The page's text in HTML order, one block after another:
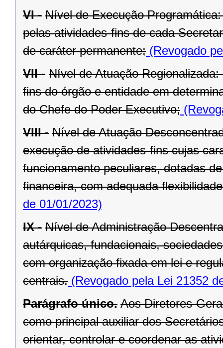
VI - Nível de Execução
pelas atividades-fins de cada
de caráter permanente; (Revogado
VII - Nível de Atuação
fins do órgão e entidade em
do Chefe do Poder Executivo;
VIII - Nível de Atuação
execução de atividades-fins cujas
funcionamento peculiares, dotadas
financeira, com adequada
de 01/01/2023)
IX - Nível de Administração
autárquicas, fundacionais,
com organização fixada em lei e
centrais. (Revogado pela Lei 21352
Parágrafo único. Aos Diretores-
como principal auxiliar dos
orientar, controlar e coordenar as